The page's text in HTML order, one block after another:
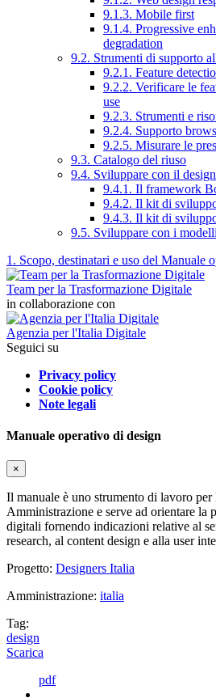
9.1.3. Mobile first
9.1.4. Progressive
degradation
9.2. Strumenti di supporto
9.2.1. Feature
9.2.2. Verificare le
use
9.2.3. Strumenti e
9.2.4. Supporto
9.2.5. Misurare le
9.3. Catalogo del riuso
9.4. Sviluppare con il
9.4.1. Il framework
9.4.2. Il kit di
9.4.3. Il kit di
9.5. Sviluppare con i
1. Scopo, destinatari e uso del Manuale
Team per la Trasformazione Digitale
in collaborazione con
Agenzia per l'Italia Digitale
Seguici su
Privacy policy
Cookie policy
Note legali
Manuale operativo di design
×
Il manuale è uno strumento di lavoro per
Amministrazione e serve ad orientare la
digitali fornendo indicazioni relative al
research, al content design e alla user
Progetto: Designers Italia
Amministrazione: italia
Tag:
design
Scarica
pdf